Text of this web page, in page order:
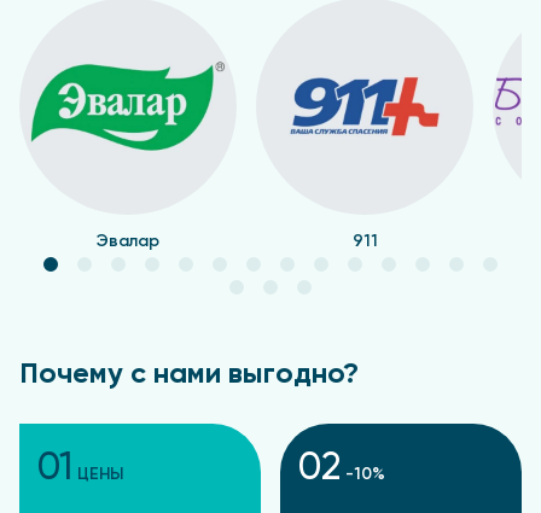
Эвалар 911
Почему с нами выгодно?
01 ЦЕНЫ 02 -10%